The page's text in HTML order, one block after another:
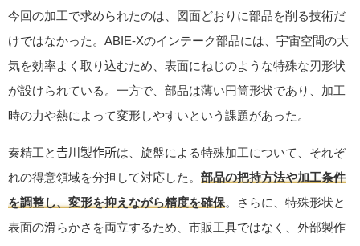
今回の加工で求められたのは、図面どおりに部品を削る技術だ
けではなかった。ABIE-Xのインテーク部品には、宇宙空間の大
気を効率よく取り込むため、表面にねじのような特殊な刃形状
が設けられている。一方で、部品は薄い円筒形状であり、加工
時の力や熱によって変形しやすいという課題があった。
秦精工と𠮷川製作所は、旋盤による特殊加工について、それぞ
れの得意領域を分担して対応した。 部品の把持方法や加工条件
を調整し、変形を抑えながら精度を確保 。さらに、特殊形状と
表面の滑らかさを両立するため、市販工具ではなく、外部製作